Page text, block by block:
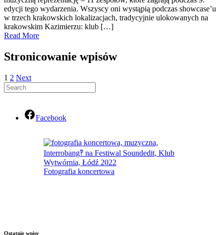
edycji tego wydarzenia. Wszyscy oni wystąpią podczas showcase’u
w trzech krakowskich lokalizacjach, tradycyjnie ulokowanych na
krakowskim Kazimierzu: klub […]
Read More
Stronicowanie wpisów
1 2 Next
Facebook
Fotografia koncertowa
Ostatnie wpisy